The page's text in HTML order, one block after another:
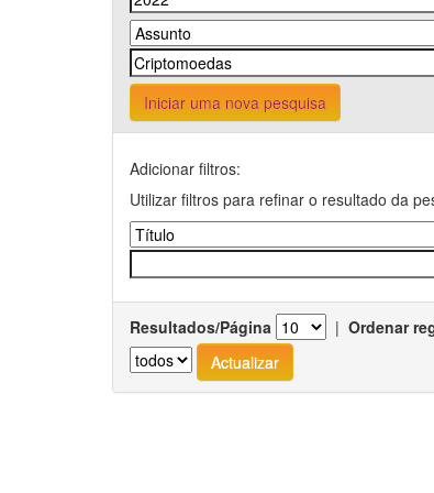
Iniciar uma nova pesquisa
Adicionar filtros:
Utilizar filtros para refinar o resultado da
Resultados/Página | Ordenar